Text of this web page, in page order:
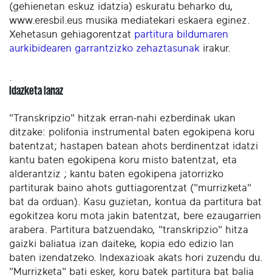
(gehienetan eskuz idatzia) eskuratu beharko du,
www.eresbil.eus musika mediatekari eskaera eginez.
Xehetasun gehiagorentzat partitura bildumaren
aurkibidearen garrantzizko zehaztasunak irakur.
Idazketa lanaz
"Transkripzio" hitzak erran-nahi ezberdinak ukan
ditzake: polifonia instrumental baten egokipena koru
batentzat; hastapen batean ahots berdinentzat idatzi
kantu baten egokipena koru misto batentzat, eta
alderantziz ; kantu baten egokipena jatorrizko
partiturak baino ahots guttiagorentzat ("murrizketa"
bat da orduan). Kasu guzietan, kontua da partitura bat
egokitzea koru mota jakin batentzat, bere ezaugarrien
arabera. Partitura batzuendako, "transkripzio" hitza
gaizki baliatua izan daiteke, kopia edo edizio lan
baten izendatzeko. Indexazioak akats hori zuzendu du.
"Murrizketa" bati esker, koru batek partitura bat balia